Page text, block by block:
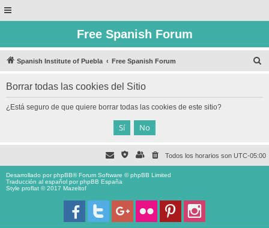
Free Spanish Forum
Spanish Institute of Puebla Free Spanish Forum
Borrar todas las cookies del Sitio
¿Está seguro de que quiere borrar todas las cookies de este sitio?
Todos los horarios son UTC-05:00
Desarrollado porphpBB® Forum Software © phpBB Limited
Traducción al español porphpBB España
Style proflat © 2017 Mazeltof